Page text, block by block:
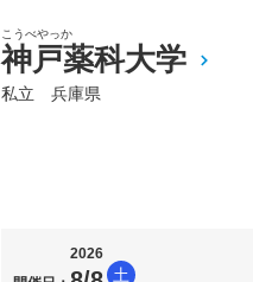
こうべやっか
神戸薬科大学
私立 兵庫県
2026
土